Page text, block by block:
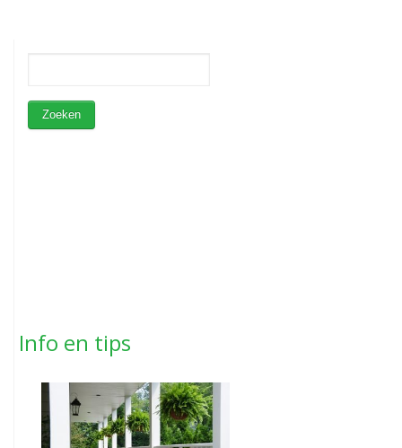
Info en tips